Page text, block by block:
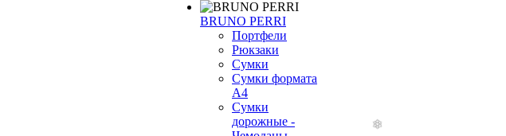
BRUNO PERRI
Портфели
Рюкзаки
Сумки
Сумки формата
А4
Сумки
дорожные -